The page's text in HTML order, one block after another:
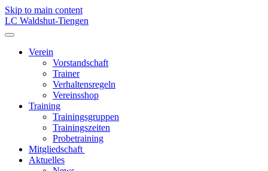
Skip to main content
LC Waldshut-Tiengen
Verein
Vorstandschaft
Trainer
Verhaltensregeln
Vereinsshop
Training
Trainingsgruppen
Trainingszeiten
Probetraining
Mitgliedschaft
Aktuelles